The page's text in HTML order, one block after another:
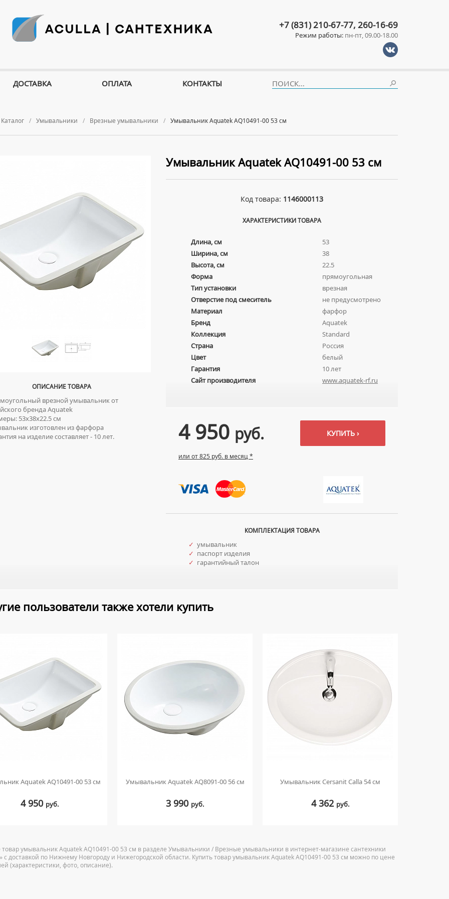
Каталог Умывальники Врезные умывальники Умывальник Aquatek AQ10491-00 53 см
ОПИСАНИЕ ТОВАРА
врезной умывальник от
бренда Aquatek
53х38х22.5 см
изготовлен из фарфора
на изделие составляет - 10 лет.
Умывальник Aquatek AQ10491-00 53 см
Код товара: 1146000113
ХАРАКТЕРИСТИКИ ТОВАРА
Длина, см
53
Ширина, см
38
Высота, см
22.5
Форма
прямоугольная
Тип установки
врезная
Отверстие под смеситель
не предусмотрено
Материал
фарфор
Бренд
Aquatek
Коллекция
Standard
Страна
Россия
Цвет
белый
Гарантия
10 лет
Сайт производителя
www.aquatek-rf.ru
4 950 руб.
или от 825 руб. в месяц *
КУПИТЬ ›
КОМПЛЕКТАЦИЯ ТОВАРА
✓ умывальник
✓ паспорт изделия
✓ гарантийный талон
пользователи также хотели купить
Aquatek AQ10491-00 53 см
4 950 руб.
Умывальник Aquatek AQ8091-00 56 см
3 990 руб.
Умывальник Cersanit Calla 54 см
4 362 руб.
товар умывальник Aquatek AQ10491-00 53 см в разделе Умывальники / Врезные умывальники в интернет-магазине сантехники
с доставкой по Нижнему Новгороду и Нижегородской области. Купить товар умывальник Aquatek AQ10491-00 53 см можно по цене
(характеристики, фото, описание).
+7 (831) 210-67-77, 260-16-69
Режим работы: пн-пт, 09.00-18.00
ДОСТАВКА ОПЛАТА КОНТАКТЫ